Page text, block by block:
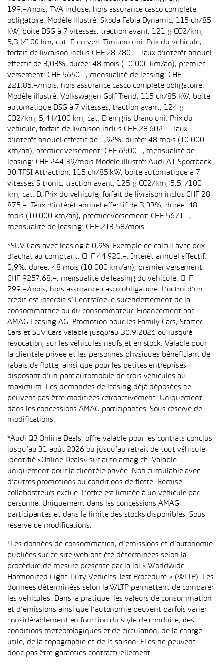
199.–/mois, TVA incluse, hors assurance casco complète
obligatoire. Modèle illustré: Skoda Fabia Dynamic, 115 ch/85
kW, boîte DSG à 7 vitesses, traction avant, 121 g CO2/km,
5,3 l/100 km, cat. D en vert Timiano uni. Prix du véhicule,
forfait de livraison inclus CHF 28 780.–. Taux d’intérêt annuel
effectif de 3,03%, durée: 48 mois (10 000 km/an), premier
versement: CHF 5650.–, mensualité de leasing: CHF
221.85.–/mois, hors assurance casco complète obligatoire.
Modèle illustré: Volkswagen Golf Trend, 115 ch/85 kW, boîte
automatique DSG à 7 vitesses, traction avant, 124 g
CO2/km, 5,4 l/100 km, cat. D en gris Urano uni. Prix du
véhicule, forfait de livraison inclus CHF 28 602.–. Taux
d’intérêt annuel effectif de 1,92%, durée: 48 mois (10 000
km/an), premier versement: CHF 6500.–, mensualité de
leasing: CHF 244.39/mois Modèle illustré: Audi A1 Sportback
30 TFSI Attraction, 115 ch/85 kW, boîte automatique à 7
vitesses S tronic, traction avant, 125 g CO2/km, 5,5 l/100
km, cat. D. Prix du véhicule, forfait de livraison inclus CHF 28
875.–. Taux d’intérêt annuel effectif de 3,03%, durée: 48
mois (10 000 km/an), premier versement: CHF 5671.–,
mensualité de leasing: CHF 213.58/mois.
*SUV Cars avec leasing à 0,9%: Exemple de calcul avec prix
d’achat au comptant: CHF 44 920.–. Intérêt annuel effectif:
0,9%, durée: 48 mois (10 000 km/an), premier versement
CHF 9257.68.–, mensualité de leasing du véhicule: CHF
299.–/mois, hors assurance casco obligatoire. L’octroi d’un
crédit est interdit s’il entraîne le surendettement de la
consommatrice ou du consommateur. Financement par
AMAG Leasing AG. Promotion pour les Family Cars, Starter
Cars et SUV Cars valable jusqu’au 30.9.2026 ou jusqu’à
révocation, sur les véhicules neufs et en stock. Valable pour
la clientèle privée et les personnes physiques bénéficiant de
rabais de flotte, ainsi que pour les petites entreprises
disposant d’un parc automobile de trois véhicules au
maximum. Les demandes de leasing déjà déposées ne
peuvent pas être modifiées rétroactivement. Uniquement
dans les concessions AMAG participantes. Sous réserve de
modifications.
*Audi Q3 Online Deals: offre valable pour les contrats conclus
jusqu’au 31 août 2026 ou jusqu’au retrait de tout véhicule
identifié «Online Deals» sur auto.amag.ch. Valable
uniquement pour la clientèle privée. Non cumulable avec
d’autres promotions ou conditions de flotte. Remise
collaborateurs exclue. L’offre est limitée à un véhicule par
personne. Uniquement dans les concessions AMAG
participantes et dans la limite des stocks disponibles. Sous
réserve de modifications.
¹Les données de consommation, d’émissions et d’autonomie
publiées sur ce site web ont été déterminées selon la
procédure de mesure prescrite par la loi « Worldwide
Harmonized Light-Duty Vehicles Test Procedure » (WLTP). Les
données déterminées selon la WLTP permettent de comparer
les véhicules. Dans la pratique, les valeurs de consommation
et d’émissions ainsi que l’autonomie peuvent parfois varier
considérablement en fonction du style de conduite, des
conditions météorologiques et de circulation, de la charge
utile, de la topographie et de la saison. Elles ne peuvent
donc pas être garanties contractuellement.